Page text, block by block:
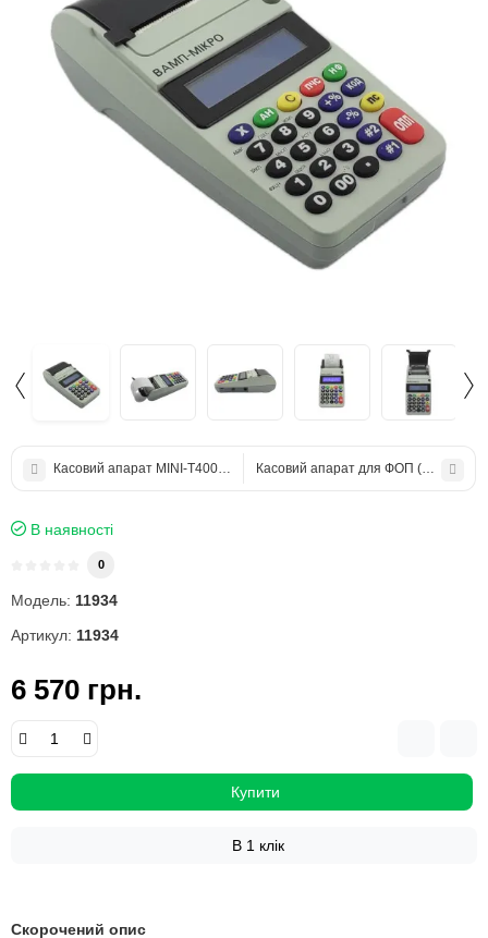
Касовий апарат MINI-T400ME (Б/В)Касовий апарат для ФОП (ФОП)
В наявності
0
Модель: 11934
Артикул: 11934
6 570 грн.
Купити
В 1 клік
Скорочений опис